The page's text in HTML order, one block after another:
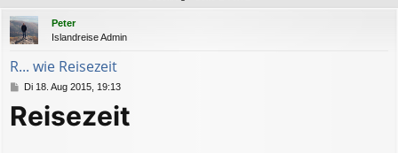
Peter
Islandreise Admin
R... wie Reisezeit
B
i
t
Di 18. Aug 2015, 19:13
Reisezeit